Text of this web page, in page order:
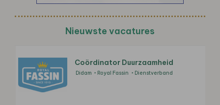
Nieuwste vacatures
Coördinator Duurzaamheid
Didam Royal Fassin Dienstverband